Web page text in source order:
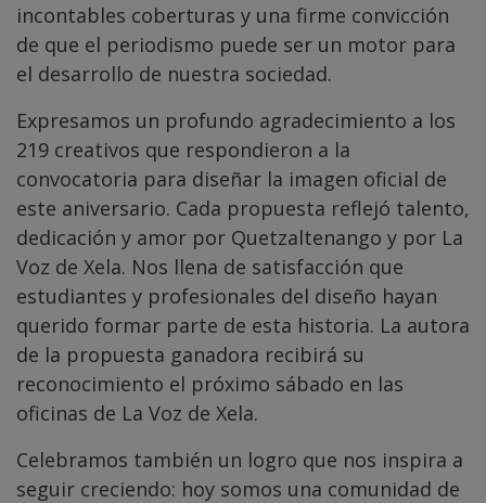
incontables coberturas y una firme convicción
de que el periodismo puede ser un motor para
el desarrollo de nuestra sociedad.
Expresamos un profundo agradecimiento a los
219 creativos que respondieron a la
convocatoria para diseñar la imagen oficial de
este aniversario. Cada propuesta reflejó talento,
dedicación y amor por Quetzaltenango y por La
Voz de Xela. Nos llena de satisfacción que
estudiantes y profesionales del diseño hayan
querido formar parte de esta historia. La autora
de la propuesta ganadora recibirá su
reconocimiento el próximo sábado en las
oficinas de La Voz de Xela.
Celebramos también un logro que nos inspira a
seguir creciendo: hoy somos una comunidad de